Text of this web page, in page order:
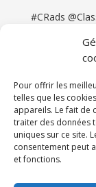
Pour offrir les
telles que les
appareils. Le fait de
traiter des données
uniques sur ce site.
consentement peut
et fonctions.
#CRads